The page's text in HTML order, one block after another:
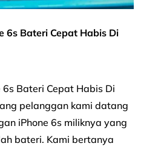
6s Bateri Cepat Habis Di
6s Bateri Cepat Habis Di
pelanggan kami datang
iPhone 6s miliknya yang
bateri. Kami bertanya